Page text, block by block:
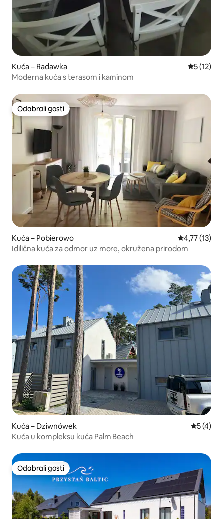
Kuća – Radawka Prosječna
5 (12)
Moderna kuća s terasom i kaminom
Odabrali gosti
Odabrali gosti
Kuća – Pobierowo Prosječna
4,77 (13)
Idilična kuća za odmor uz more, okružena prirodom
Kuća – Dziwnówek
5 (4)
Kuća u kompleksu kuća Palm Beach
Odabrali gosti
Odabrali gosti